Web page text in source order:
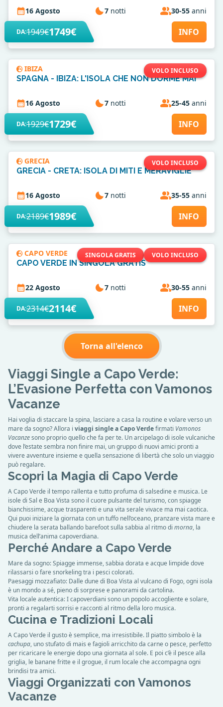
16 Agosto 7 notti 30-55 anni
DA:1949€1749€ INFO
VOLO INCLUSO
IBIZA
SPAGNA - IBIZA: L'ISOLA CHE NON DORME MAI
16 Agosto 7 notti 25-45 anni
DA:1929€1729€ INFO
VOLO INCLUSO
GRECIA
GRECIA - CRETA: ISOLA DI MITI E MERAVIGLIE
16 Agosto 7 notti 35-55 anni
DA:2189€1989€ INFO
SINGOLA GRATIS VOLO INCLUSO
CAPO VERDE
CAPO VERDE IN SINGOLA GRATIS
22 Agosto 7 notti 30-55 anni
DA:2314€2114€ INFO
Torna all'elenco
Viaggi Single a Capo Verde:
L’Evasione Perfetta con Vamonos
Vacanze
Hai voglia di staccare la spina, lasciare a casa la routine e volare verso un
mare da sogno? Allora i viaggi single a Capo Verdefirmati Vamonos
Vacanzesono proprio quello che fa per te. Un arcipelago di isole vulcaniche
dove l’estate sembra non finire mai, un gruppo di nuovi amici pronti a
vivere avventure insieme e quella sensazione di libertà che solo un viaggio
può regalare.
Scopri la Magia di Capo Verde
A Capo Verde il tempo rallenta e tutto profuma di salsedine e musica. Le
isole di Sal e Boa Vista sono il cuore pulsante del turismo, con spiagge
bianchissime, acque trasparenti e una vita serale vivace ma mai caotica.
Qui puoi iniziare la giornata con un tuffo nell’oceano, pranzare vista mare e
chiudere la serata ballando barefoot sulla sabbia al ritmo di morna, la
musica dell’anima capoverdiana.
Perché Andare a Capo Verde
Mare da sogno: Spiagge immense, sabbia dorata e acque limpide dove
rilassarsi o fare snorkeling tra i pesci colorati.
Paesaggi mozzafiato: Dalle dune di Boa Vista al vulcano di Fogo, ogni isola
è un mondo a sé, pieno di sorprese e panorami da cartolina.
Vita locale autentica: I capoverdiani sono un popolo accogliente e solare,
pronti a regalarti sorrisi e racconti al ritmo della loro musica.
Cucina e Tradizioni Locali
A Capo Verde il gusto è semplice, ma irresistibile. Il piatto simbolo è la
cachupa, uno stufato di mais e fagioli arricchito da carne o pesce, perfetto
per ricaricare le energie dopo una giornata al sole. E poi c’è il pesce alla
griglia, le banane fritte e il grogue, il rum locale che accompagna ogni
brindisi tra amici.
Viaggi Organizzati con Vamonos
Vacanze